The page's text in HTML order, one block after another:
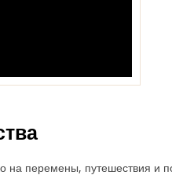
на перемены, путешествия и